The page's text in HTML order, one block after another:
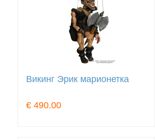
Викинг Эрик марионетка
€ 490.00